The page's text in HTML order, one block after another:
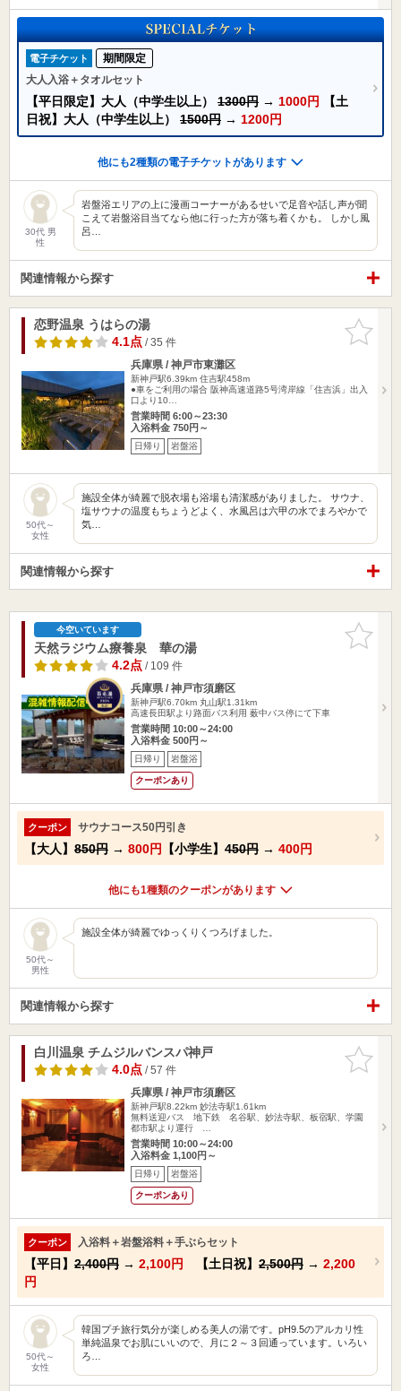
電子チケット
期間限定
大人入浴＋タオルセット
【平日限定】大人（中学生以上） 1300円 → 1000円
【土
日祝】大人（中学生以上） 1500円 → 1200円
他にも2種類の電子チケットがあります
30代 男
性
岩盤浴エリアの上に漫画コーナーがあるせいで足音や話し声が聞
こえて岩盤浴目当てなら他に行った方が落ち着くかも。 しかし風
呂…
関連情報から探す
お気に入
りに追加
恋野温泉 うはらの湯
4.1点/ 35 件
兵庫県 / 神戸市東灘区
新神戸駅6.39km 住吉駅458m
●車をご利用の場合 阪神高速道路5号湾岸線「住吉浜」出入
口より10…
営業時間 6:00～23:30
入浴料金 750円～
日帰り 岩盤浴
50代～
女性
施設全体が綺麗で脱衣場も浴場も清潔感がありました。 サウナ、
塩サウナの温度もちょうどよく、水風呂は六甲の水でまろやかで
気…
関連情報から探す
お気に入
りに追加
今空いています
天然ラジウム療養泉 華の湯
4.2点/ 109 件
兵庫県 / 神戸市須磨区
新神戸駅6.70km 丸山駅1.31km
高速長田駅より路面バス利用 薮中バス停にて下車
営業時間 10:00～24:00
入浴料金 500円～
日帰り 岩盤浴
クーポンあり
クーポン サウナコース50円引き
【大人】 850円 → 800円 【小学生】 450円 → 400円
他にも1種類のクーポンがあります
50代～
男性
施設全体が綺麗でゆっくりくつろげました。
関連情報から探す
お気に入
りに追加
白川温泉 チムジルバンスパ神戸
4.0点/ 57 件
兵庫県 / 神戸市須磨区
新神戸駅8.22km 妙法寺駅1.61km
無料送迎バス 地下鉄 名谷駅、妙法寺駅、板宿駅、学園
都市駅より運行 …
営業時間 10:00～24:00
入浴料金 1,100円～
日帰り 岩盤浴
クーポンあり
クーポン 入浴料＋岩盤浴料＋手ぶらセット
【平日】 2,400円 → 2,100円 【土日祝】 2,500円 → 2,200
円
50代～
女性
韓国プチ旅行気分が楽しめる美人の湯です。pH9.5のアルカリ性
単純温泉でお肌にいいので、月に２～３回通っています。いろい
ろ…